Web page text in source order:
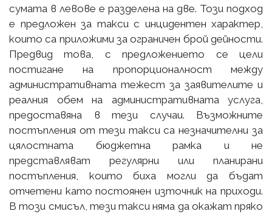
сумата в левове е разделена на две. Този подход
е предложен за такси с инцидентен характер,
които са приложими за ограничен брой дейности.
Предвид това, с предложението се цели
постигане на пропорционалност между
административната тежест за заявителите и
реалния обем на административната услуга,
предоставяна в тези случаи. Възможните
постъпления от тези такси са незначителни за
цялостната бюджетна рамка и не
представляват регулярни или планирани
постъпления, които биха могли да бъдат
отчетени като постоянен източник на приходи.
В този смисъл, тези такси няма да окажат пряко